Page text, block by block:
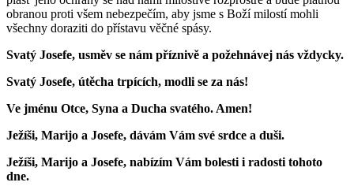
obranou proti všem nebezpečím, aby jsme s Boží milostí mohli
všechny doraziti do přístavu věčné spásy.
Svatý Josefe, usměv se nám příznivě a požehnávej nás vždycky.
Svatý Josefe, útěcha trpících, modli se za nás!
Ve jménu Otce, Syna a Ducha svatého. Amen!
Ježíši, Marijo a Josefe, dávám Vám své srdce a duši.
Ježíši, Marijo a Josefe, nabízím Vám bolesti i radosti tohoto
dne.